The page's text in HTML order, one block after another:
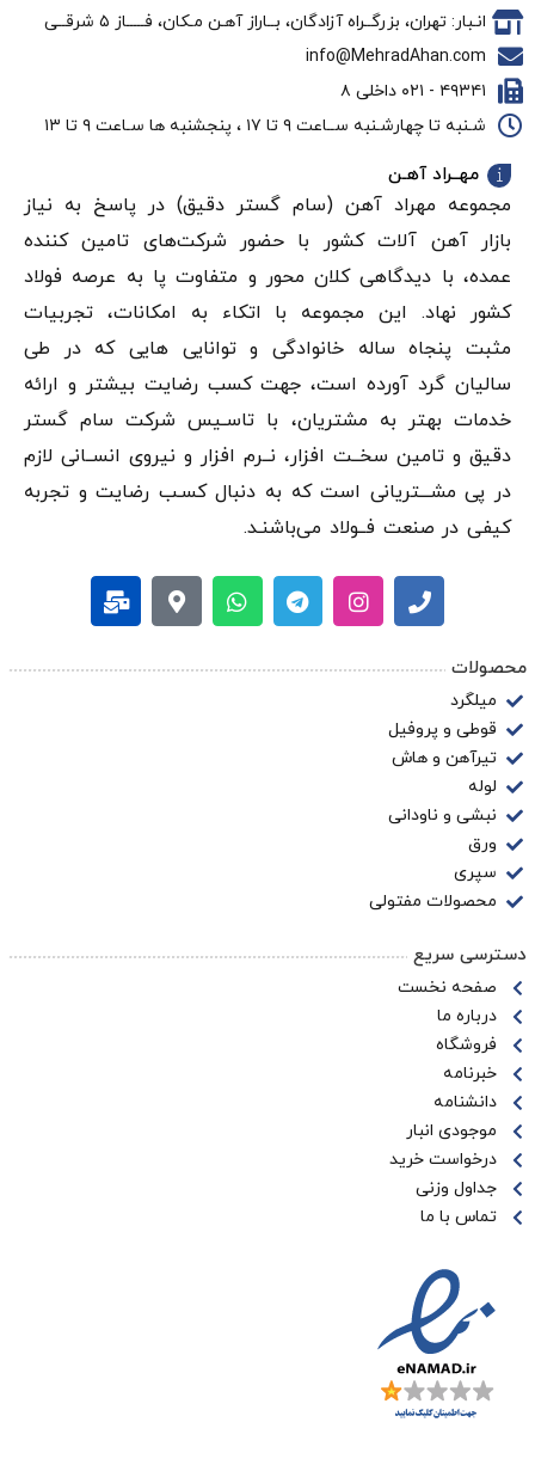
انـبار: تهران، بزرگــراه آزادگان، بــاراز آهـن مـکان، فـــــاز ۵ شرقــی
info@MehradAhan.com
۴۹۳۴۱ - ۰۲۱ داخلی ۸
شـنبه تا چهارشـنبه ســاعت ۹ تا ۱۷ ، پنجشنبه ها سـاعت ۹ تا ۱۳
مهــراد آهـن
مجموعه مهراد آهن (سام گستر دقيق) در پاسخ به نیاز
بازار آهن‌ آلات کشور با حضور شرکت‌های تامین کننده
عمده، با دیدگاهی کلان محور و متفاوت پا به عرصه فولاد
کشور نهاد. این مجموعه با اتکاء به امکانات، تجربیات
مثبت پنجاه ساله خانوادگی و توانایی هایی که در طی
سالیان گرد آورده است، جهت کسب رضایت بیشتر و ارائه
خدمات بهتر به مشتریان، با تاسـیس شرکت سام گستر
دقيق و تامین سخــت افزار، نــرم افزار و نیروی انســانی لازم
در پی مشـــتریانی است که به دنبال کسـب رضایت و تجربه
کیفی در صنعت فــولاد می‌باشنـد.
محصولات
میلگرد
قوطی و پروفیل
تیرآهن و هاش
لوله
نبشی و ناودانی
ورق
سپری
محصولات مفتولی
دسترسی سریع
صفحه نخست
درباره ما
فروشگاه
خبرنامه
دانشنامه
موجودی انبار
درخواست خرید
جداول وزنی
تماس با ما